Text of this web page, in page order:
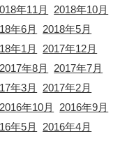
年11月
2018年10月
年6月
2018年5月
年1月
2017年12月
2017年8月
2017年7月
年3月
2017年2月
2016年10月
2016年9月
年5月
2016年4月